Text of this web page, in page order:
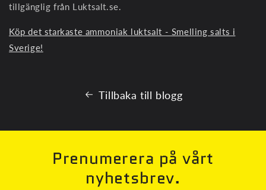
tillgänglig från Luktsalt.se.
Köp det starkaste ammoniak luktsalt - Smelling salts i
Sverige!
Tillbaka till blogg
Prenumerera på vårt
nyhetsbrev.